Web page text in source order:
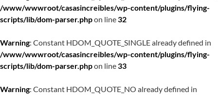
/www/wwwroot/casasincreibles/wp-content/plugins/flying-
scripts/lib/dom-parser.phpon line32
Warning: Constant HDOM_QUOTE_SINGLE already defined in
/www/wwwroot/casasincreibles/wp-content/plugins/flying-
scripts/lib/dom-parser.phpon line33
Warning: Constant HDOM_QUOTE_NO already defined in